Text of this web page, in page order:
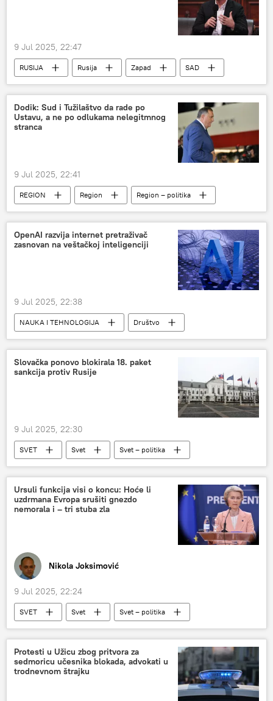
9 Jul 2025, 22:47
RUSIJA Rusija Zapad
SAD
Kiril Dmitrijev
Donald Tramp
Dodik: Sud i Tužilaštvo da rade po
Ustavu, a ne po odlukama nelegitmnog
stranca
9 Jul 2025, 22:41
REGION Region
Region – politika
Republika Srpska (RS)
Milorad Dodik
OpenAI razvija internet pretraživač
zasnovan na veštačkoj inteligenciji
9 Jul 2025, 22:38
NAUKA I TEHNOLOGIJA
Društvo
veštačka inteligencija
Slovačka ponovo blokirala 18. paket
sankcija protiv Rusije
9 Jul 2025, 22:30
SVET Svet
Svet – politika
Rusija – politika
Evropska unija (EU)
Slovačka
Ursuli funkcija visi o koncu: Hoće li
uzdrmana Evropa srušiti gnezdo
nemorala i – tri stuba zla
Nikola Joksimović
9 Jul 2025, 22:24
SVET Svet
Svet – politika
Ursula fon der Lajen
Evropski parlament
smena vlasti
poverenje
nepoverenje
Analize i mišljenja
Protesti u Užicu zbog pritvora za
sedmoricu učesnika blokada, advokati u
trodnevnom štrajku